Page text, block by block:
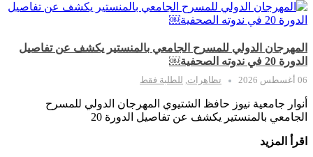
المهرجان الدولي للمسرح الجامعي بالمنستير يكشف عن تفاصيل
الدورة 20 في ندوته الصحفية￼
06 أغسطس 2026 تظاهرات للطلبة فقط
أنوار جامعية نيوز حافظ الشتيوي المهرجان الدولي للمسرح
الجامعي بالمنستير يكشف عن تفاصيل الدورة 20
اقرأ المزيد